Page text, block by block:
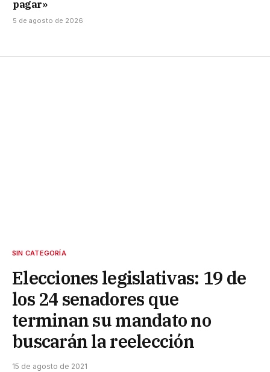
pagar»
5 de agosto de 2026
SIN CATEGORÍA
Elecciones legislativas: 19 de
los 24 senadores que
terminan su mandato no
buscarán la reelección
15 de agosto de 2021